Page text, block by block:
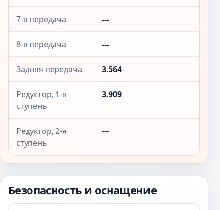
7-я передача ---
8-я передача ---
Задняя передача 3.564
Редуктор, 1-я
ступень
3.909
Редуктор, 2-я
ступень
---
Безопасность и оснащение